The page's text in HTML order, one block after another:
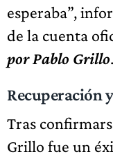
esperaba”,
de la cuenta
por Pablo Grillo.
Recuperación
Tras
Grillo fue un